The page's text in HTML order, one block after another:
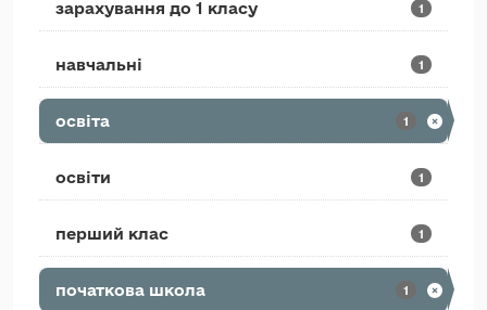
зарахування до 1 класу 1
навчальні 1
освіта 1
освіти 1
перший клас 1
початкова школа 1